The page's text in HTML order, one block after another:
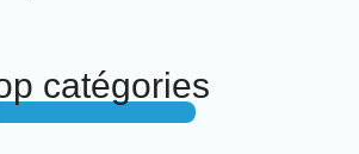
catégories